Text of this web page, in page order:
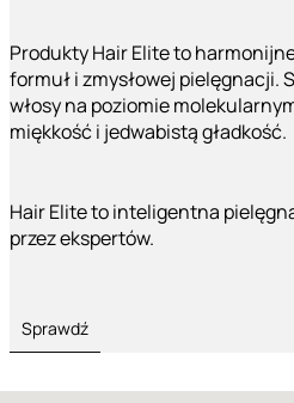
Produkty Hair Elite to
formuł i zmysłowej pielęgnacji.
włosy na poziomie
miękkość i jedwabistą gładkość.
Hair Elite to inteligentna
przez ekspertów.
Sprawdź